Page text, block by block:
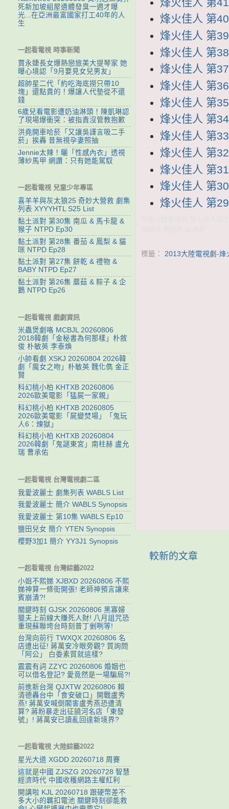
烽火佳人 第
烽火佳人 第
烽火佳人 第
烽火佳人 第
烽火佳人 第
烽火佳人 第
烽火佳人 第
烽火佳人 第
烽火佳人 第
烽火佳人 第
烽火佳人 第
烽火佳人 第
標籤： 2013大陸電視劇-烽
較新的文章
死新加坡組屋遺體發臭一週才曝
光...在亞洲最富國家打工40年的人
生
一起看電視 時事新聞
賈永婕長女爆熱戀旅美大提琴家 她
曝心境認「9月要見女兒男友」
超帥星二代「約吃海底撈只帶10
塊」還點貴的！爆讓人代墊從不還
錢
6歲兒看電影遭奶油淋頭！陳凱琳認
了現場爆衝突：被指責沒管教抱歉
洪堯開車哈菸「又讓吳謹言吸二手
菸」挨轟 昔無視孕妻照抽
Jennie太辣！曬「性感內衣」透視
薄紗馬甲 網讚：只有她能駕馭
一起看電視 兒童少年專區
喜羊羊與灰太狼25 奇妙大營救 劇集
列表 XYYYHTL S25 List
黏土派對 第30集 南瓜 & 馬卡龍 &
猴子 NTPD Ep30
黏土派對 第28集 番茄 & 鳳梨 & 貓
咪 NTPD Ep28
黏土派對 第27集 餅乾 & 禮物 &
BABY NTPD Ep27
黏土派對 第26集 蘑菇 & 粽子 & 企
鵝 NTPD Ep26
一起看電視 戲劇資訊
米蟲煲劇咯 MCBJL 20260806
2018韓劇「金秘書為何那樣」朴敘
俊 朴敏英 李泰煥
小帥看劇 XSKJ 20260804 2026韓
劇「魔女之吻」朴敏英 魏化儁 金正
賢
科幻桃小柏 KHTXB 20260806
2026歐美電影「猛屍一家親」
科幻桃小柏 KHTXB 20260805
2026歐美電影「屍變焚場」「鬼玩
人6：煉獄」
科幻桃小柏 KHTXB 20260804
2026韓劇「鬼謎東宮」南柱赫 盧允
瑞 曹承佑
一起看電視 台灣電視劇二區
我愛波麗士 劇集列表 WABLS List
我愛波麗士 簡介 WABLS Synopsis
我愛波麗士 第10集 WABLS Ep10
鹽田兒女 簡介 YTEN Synopsis
櫻野3加1 簡介 YY3J1 Synopsis
一起看電視 台灣綜藝2022
小姐不熙娣 XJBXD 20260806 不熙
娣神算一條街開張! 老師神預言讓來
賓崩潰?!
關鍵時刻 GJSK 20260806 黑寡婦
獵夫上前線大賺死人財! 八月詛咒恐
重現蘇聯垮台時刻普丁剉咧等!
台灣向前行 TWXQX 20260806 名
店遭出征! 蔣萬安冷眼旁觀? 質詢問
「阿公」 白委素質就這樣?
震震有詞 ZZYC 20260806 婚姻也
可以借名登記? 愛竟然是一場騙局?!
前進新台灣 QJXTW 20260806 賴
清德轟台中「食安破口」開戰盧秀
燕! 蔣萬安喊倒閣害盧秀燕恐遭清
算? 蔣粉暴走出征饒河名店「東發
號」! 蔣萬安已讀亂回達新境界?
一起看電視 大陸綜藝2022
星光大道 XGDD 20260718 周賽
這就是中國 ZJSZG 20260728 智慧
經濟時代 中國收穫網路主權紅利
開講啦 KJL 20260718 跟硬幣差不
多大小的羈扣電池 關鍵時刻卻能救